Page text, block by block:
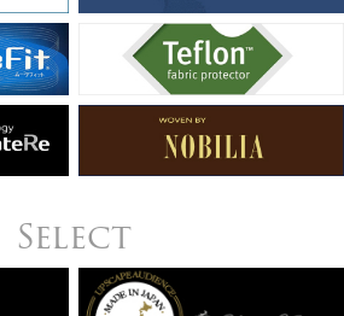
Select